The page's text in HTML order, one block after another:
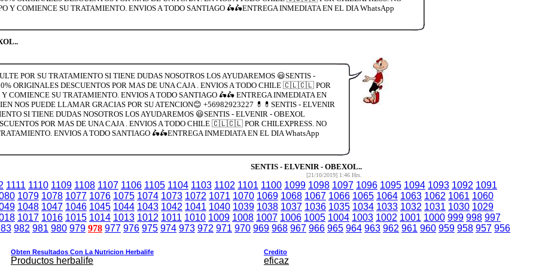
Y COMIENCE SU TRATAMIENTO. ENVIOS A TODO SANTIAGO 🛵🛵ENTREGA INMEDIATA EN EL DIA WhatsApp
POR SU TRATAMIENTO SI TIENE DUDAS NOSOTROS LOS AYUDAREMOS 😃SENTIS -
ORIGINALES DESCUENTOS POR MAS DE UNA CAJA . ENVIOS A TODO CHILE 🇨🇱🇨🇱 POR
COMIENCE SU TRATAMIENTO. ENVIOS A TODO SANTIAGO 🛵🛵 ENTREGA INMEDIATA EN
NOS PUEDE LLAMAR GRACIAS POR SU ATENCION😊 +56982923227 💊💊SENTIS - ELVENIR
SI TIENE DUDAS NOSOTROS LOS AYUDAREMOS 😃SENTIS - ELVENIR - OBEXOL
POR MAS DE UNA CAJA . ENVIOS A TODO CHILE 🇨🇱🇨🇱 POR CHILEXPRESS. NO
ENVIOS A TODO SANTIAGO 🛵🛵ENTREGA INMEDIATA EN EL DIA WhatsApp
SENTIS - ELVENIR - OBEXOL..
[21/10/2019] 1:46 Hrs.
1111 1110 1109 1108 1107 1106 1105 1104 1103 1102 1101 1100 1099 1098 1097 1096 1095 1094 1093 1092 1091
1079 1078 1077 1076 1075 1074 1073 1072 1071 1070 1069 1068 1067 1066 1065 1064 1063 1062 1061 1060
1048 1047 1046 1045 1044 1043 1042 1041 1040 1039 1038 1037 1036 1035 1034 1033 1032 1031 1030 1029
1017 1016 1015 1014 1013 1012 1011 1010 1009 1008 1007 1006 1005 1004 1003 1002 1001 1000 999 998 997
982 981 980 979 978 977 976 975 974 973 972 971 970 969 968 967 966 965 964 963 962 961 960 959 958 957 956
Obten Resultados Con La Nutricion Herbalife
Productos herbalife
Credito
eficaz